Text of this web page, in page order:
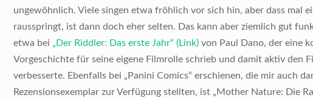
ungewöhnlich. Viele singen etwa fröhlich vor sich hin, aber dass mal
rausspringt, ist dann doch eher selten. Das kann aber ziemlich gut
etwa bei „Der Riddler: Das erste Jahr“ (Link) von Paul Dano, der eine
Vorgeschichte für seine eigene Filmrolle schrieb und damit aktiv den
verbesserte. Ebenfalls bei „Panini Comics“ erschienen, die mir auch
Rezensionsexemplar zur Verfügung stellten, ist „Mother Nature: Die